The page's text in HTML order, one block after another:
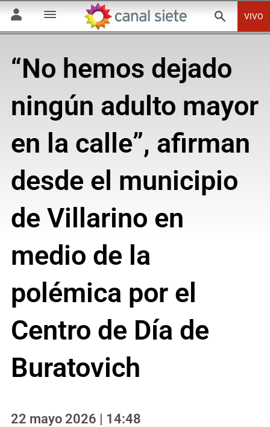
VIVO
“No hemos dejado
ningún adulto mayor
en la calle”, afirman
desde el municipio
de Villarino en
medio de la
polémica por el
Centro de Día de
Buratovich
22 mayo 2026 | 14:48